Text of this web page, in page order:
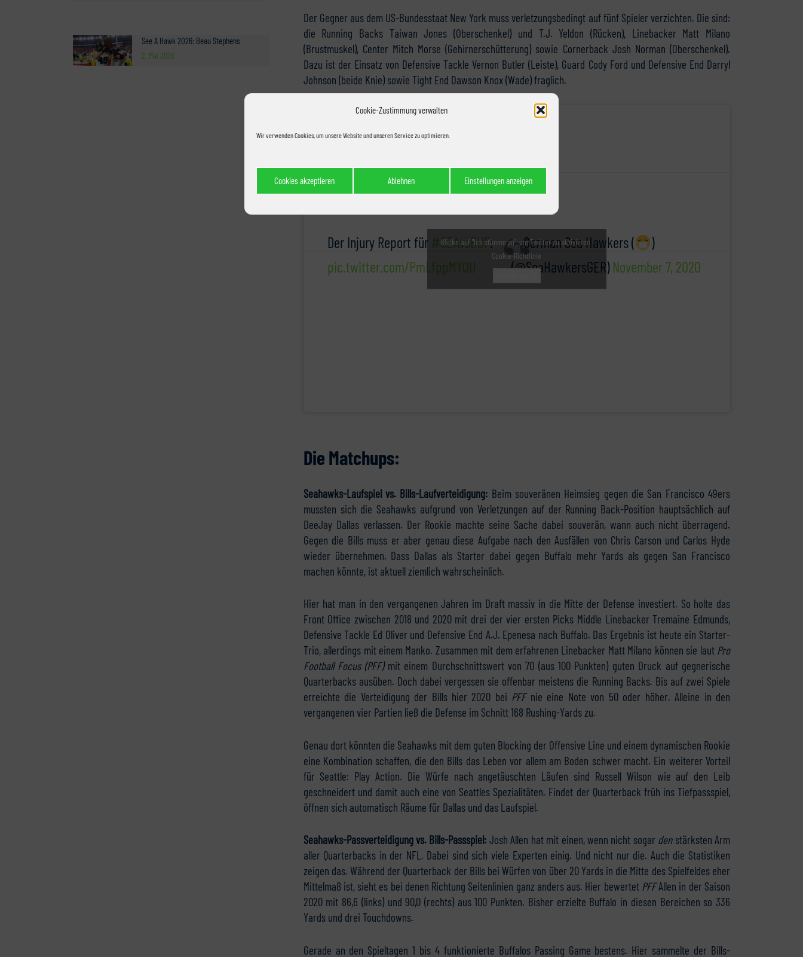
Cookie-Zustimmung verwalten
Wir verwenden Cookies, um unsere Website und unseren Service zu optimieren.
Cookies akzeptieren Ablehnen Einstellungen anzeigen
See A Hawk 2026: Beau Stephens
2. Mai 2026
Der Gegner aus dem US-Bundesstaat New York muss verletzungsbedingt auf fünf Spieler verzichten. Die sind:
die Running Backs Taiwan Jones (Oberschenkel) und T.J. Yeldon (Rücken), Linebacker Matt Milano
(Brustmuskel), Center Mitch Morse (Gehirnerschütterung) sowie Cornerback Josh Norman (Oberschenkel).
Dazu ist der Einsatz von Defensive Tackle Vernon Butler (Leiste), Guard Cody Ford und Defensive End Darryl
Johnson (beide Knie) sowie Tight End Dawson Knox (Wade) fraglich.
Der Injury Report für #SEAvsBUF:
pic.twitter.com/PmLfppMY0U
— German Sea Hawkers (
)
(@SeaHawkersGER) November 7, 2020
Klicke auf "Ich stimme zu", um Twitter zu aktivieren
Cookie-Richtlinie
Die Matchups:
Seahawks-Laufspiel vs. Bills-Laufverteidigung: Beim souveränen Heimsieg gegen die San Francisco 49ers
mussten sich die Seahawks aufgrund von Verletzungen auf der Running Back-Position hauptsächlich auf
DeeJay Dallas verlassen. Der Rookie machte seine Sache dabei souverän, wann auch nicht überragend.
Gegen die Bills muss er aber genau diese Aufgabe nach den Ausfällen von Chris Carson und Carlos Hyde
wieder übernehmen. Dass Dallas als Starter dabei gegen Buffalo mehr Yards als gegen San Francisco
machen könnte, ist aktuell ziemlich wahrscheinlich.
Hier hat man in den vergangenen Jahren im Draft massiv in die Mitte der Defense investiert. So holte das
Front Office zwischen 2018 und 2020 mit drei der vier ersten Picks Middle Linebacker Tremaine Edmunds,
Defensive Tackle Ed Oliver und Defensive End A.J. Epenesa nach Buffalo. Das Ergebnis ist heute ein Starter-
Trio, allerdings mit einem Manko. Zusammen mit dem erfahrenen Linebacker Matt Milano können sie laut Pro
Football Focus (PFF)mit einem Durchschnittswert von 70 (aus 100 Punkten) guten Druck auf gegnerische
Quarterbacks ausüben. Doch dabei vergessen sie offenbar meistens die Running Backs. Bis auf zwei Spiele
erreichte die Verteidigung der Bills hier 2020 bei PFF nie eine Note von 50 oder höher. Alleine in den
vergangenen vier Partien ließ die Defense im Schnitt 168 Rushing-Yards zu.
Genau dort könnten die Seahawks mit dem guten Blocking der Offensive Line und einem dynamischen Rookie
eine Kombination schaffen, die den Bills das Leben vor allem am Boden schwer macht. Ein weiterer Vorteil
für Seattle: Play Action. Die Würfe nach angetäuschten Läufen sind Russell Wilson wie auf den Leib
geschneidert und damit auch eine von Seattles Spezialitäten. Findet der Quarterback früh ins Tiefpassspiel,
öffnen sich automatisch Räume für Dallas und das Laufspiel.
Seahawks-Passverteidigung vs. Bills-Passspiel: Josh Allen hat mit einen, wenn nicht sogar denstärksten Arm
aller Quarterbacks in der NFL. Dabei sind sich viele Experten einig. Und nicht nur die. Auch die Statistiken
zeigen das. Während der Quarterback der Bills bei Würfen von über 20 Yards in die Mitte des Spielfeldes eher
Mittelmaß ist, sieht es bei denen Richtung Seitenlinien ganz anders aus. Hier bewertet PFFAllen in der Saison
2020 mit 86,6 (links) und 90,0 (rechts) aus 100 Punkten. Bisher erzielte Buffalo in diesen Bereichen so 336
Yards und drei Touchdowns.
Gerade an den Spieltagen 1 bis 4 funktionierte Buffalos Passing Game bestens. Hier sammelte der Bills-